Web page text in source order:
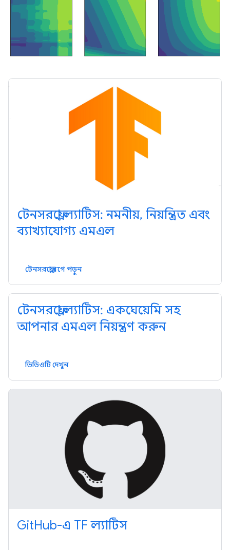
টেনসরফ্লো ল্যাটিস: নমনীয়, নিয়ন্ত্রিত এবং
ব্যাখ্যাযোগ্য এমএল
টেনসরফ্লো ব্লগে পড়ুন
টেনসরফ্লো ল্যাটিস: একঘেয়েমি সহ
আপনার এমএল নিয়ন্ত্রণ করুন
ভিডিওটি দেখুন
GitHub-এ TF ল্যাটিস